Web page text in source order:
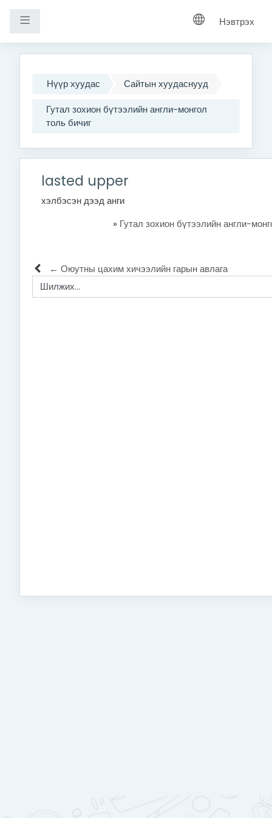
Хажуугийн самбар Нэвтрэх
Нүүр хуудас
Сайтын хуудаснууд
Гутал зохион бүтээлийн англи-монгол
толь бичиг
lasted upper
хэлбэсэн дээд анги
» Гутал зохион бүтээлийн англи-
← Оюутны цахим хичээлийн гарын авлага
Шилжих...